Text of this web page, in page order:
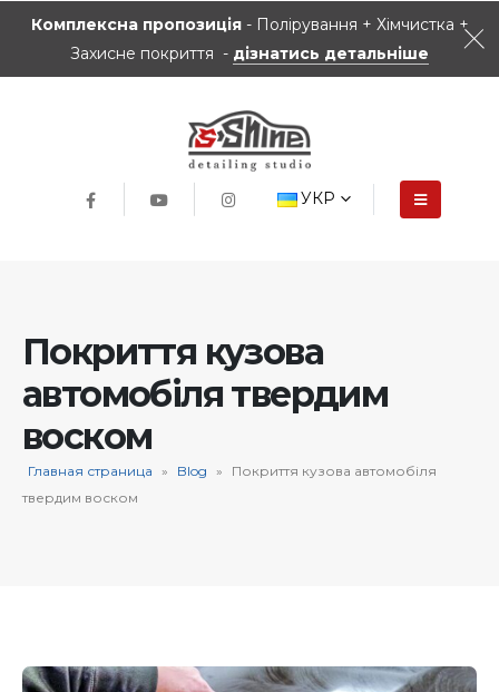
Комплексна пропозиція- Полірування + Хімчистка +
Захисне покриття - дізнатись детальніше
УКР
Покриття кузова
автомобіля твердим
воском
Главная страница » Blog »
Покриття кузова автомобіля
твердим воском